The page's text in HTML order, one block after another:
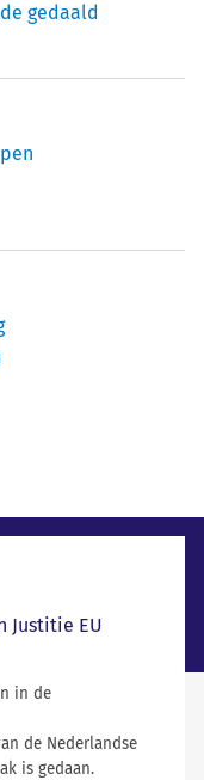
gedaald
Justitie EU
in de
de Nederlandse
is gedaan.